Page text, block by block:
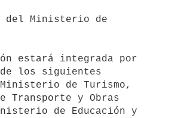
Ministerio de
estará integrada por
de los siguientes
de Turismo,
Transporte y Obras
de Educación y